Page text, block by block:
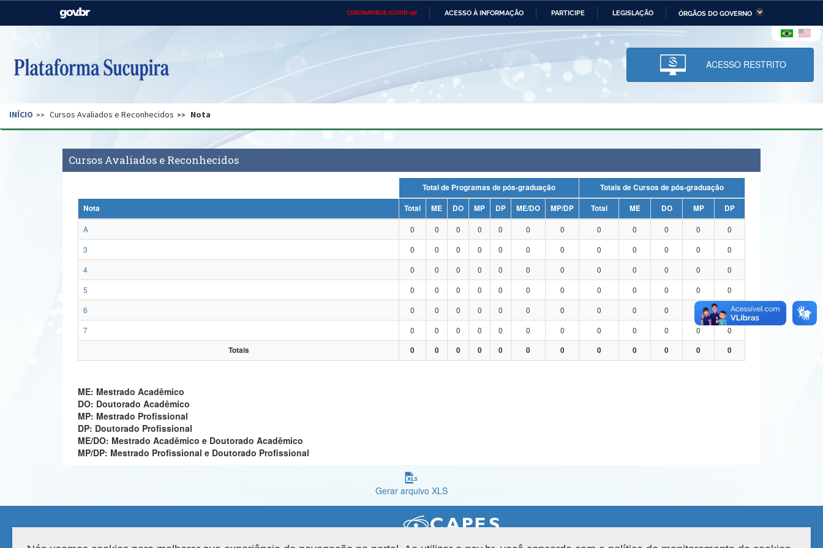
CORONAVÍRUS (COVID-19) ACESSO À INFORMAÇÃO PARTICIPE LEGISLAÇÃO ÓRGÃOS DO GOVERNO
Casa Civil Ministério das Relações Ministério da Economia Ministério da Infraestrutura
Pecuária e Abastecimento
Ministério da Ciência,
Tecnologia, Inovações e
Comunicações
Ministério do Desenvolvimento
Regional e dos Direitos Humanos
Secretaria de Governo Gabinete de Segurança Advocacia-Geral da União Banco Central do Brasil Planalto
ACESSO RESTRITO
INÍCIO Cursos Avaliados e Reconhecidos Nota
Cursos Avaliados e Reconhecidos
Total de Programas de pós-graduação
Totais de Cursos de pós-graduação
Nota
Total ME DO MP DP ME/DO MP/DP Total ME DO MP
DP
A
0 0 0 0 0 0 0 0 0 0 0
0
3
0 0 0 0 0 0 0 0 0 0 0
0
4
0 0 0 0 0 0 0 0 0 0 0
0
5
0 0 0 0 0 0 0 0 0 0 0
0
6
0 0 0 0 0 0 0 0 0 0
0
7
0 0 0 0 0 0 0 0 0 0 0
0
Totais
0 0 0 0 0 0 0 0 0 0 0 0
ME: Mestrado Acadêmico
DO: Doutorado Acadêmico
MP: Mestrado Profissional
DP: Doutorado Profissional
ME/DO: Mestrado Acadêmico e Doutorado Acadêmico
MP/DP: Mestrado Profissional e Doutorado Profissional
Gerar arquivo XLS